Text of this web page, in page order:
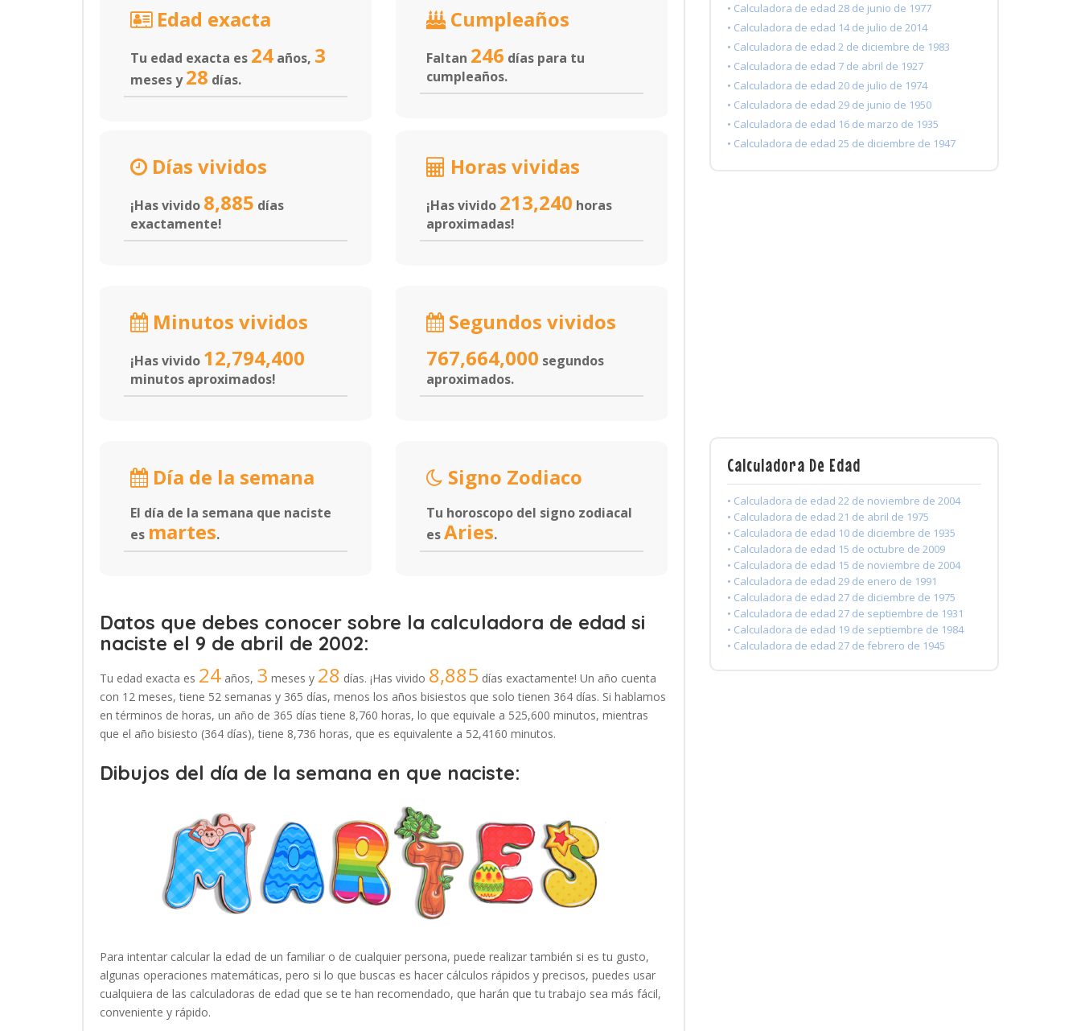
Edad exacta
Tu edad exacta es 24 años, 3
meses y28 días.
Cumpleaños
Faltan 246 días para tu
cumpleaños.
Días vividos
¡Has vivido 8,885 días
exactamente!
Horas vividas
¡Has vivido 213,240 horas
aproximadas!
Minutos vividos
¡Has vivido 12,794,400
minutos aproximados!
Segundos vividos
767,664,000 segundos
aproximados.
Día de la semana
El día de la semana que naciste
es martes.
Signo Zodiaco
Tu horoscopo del signo zodiacal
esAries.
Datos que debes conocer sobre la calculadora de edad si
naciste el 9 de abril de 2002:
Tu edad exacta es 24 años, 3 meses y 28 días. ¡Has vivido 8,885 días exactamente! Un año cuenta
con 12 meses, tiene 52 semanas y 365 días, menos los años bisiestos que solo tienen 364 días. Si hablamos
en términos de horas, un año de 365 días tiene 8,760 horas, lo que equivale a 525,600 minutos, mientras
que el año bisiesto (364 días), tiene 8,736 horas, que es equivalente a 52,4160 minutos.
Dibujos del día de la semana en que naciste:
Para intentar calcular la edad de un familiar o de cualquier persona, puede realizar también si es tu gusto,
algunas operaciones matemáticas, pero si lo que buscas es hacer cálculos rápidos y precisos, puedes usar
cualquiera de las calculadoras de edad que se te han recomendado, que harán que tu trabajo sea más fácil,
conveniente y rápido.
• Calculadora de edad 28 de junio de 1977
• Calculadora de edad 14 de julio de 2014
• Calculadora de edad 2 de diciembre de 1983
• Calculadora de edad 7 de abril de 1927
• Calculadora de edad 20 de julio de 1974
• Calculadora de edad 29 de junio de 1950
• Calculadora de edad 16 de marzo de 1935
• Calculadora de edad 25 de diciembre de 1947
Calculadora De Edad
• Calculadora de edad 22 de noviembre de 2004
• Calculadora de edad 21 de abril de 1975
• Calculadora de edad 10 de diciembre de 1935
• Calculadora de edad 15 de octubre de 2009
• Calculadora de edad 15 de noviembre de 2004
• Calculadora de edad 29 de enero de 1991
• Calculadora de edad 27 de diciembre de 1975
• Calculadora de edad 27 de septiembre de 1931
• Calculadora de edad 19 de septiembre de 1984
• Calculadora de edad 27 de febrero de 1945